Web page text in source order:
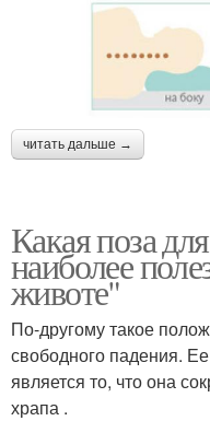
читать дальше →
Какая поза
наиболее
животе"
По-другому такое
свободного падения.
является то, что она
храпа .